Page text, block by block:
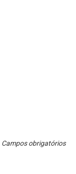
Campos obrigatórios